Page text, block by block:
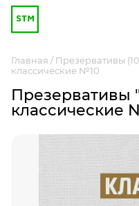
Главная Презервативы
классические №10
Презервативы
классические